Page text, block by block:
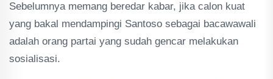
Sebelumnya memang beredar kabar, jika calon kuat
yang bakal mendampingi Santoso sebagai bacawawali
adalah orang partai yang sudah gencar melakukan
sosialisasi.